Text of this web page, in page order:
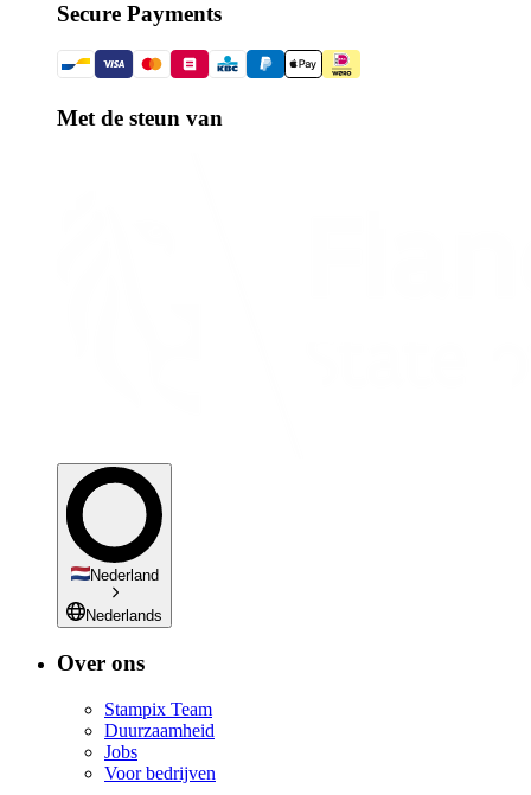
Secure Payments
Met de steun van
Nederland
Nederlands
Over ons
Stampix Team
Duurzaamheid
Jobs
Voor bedrijven